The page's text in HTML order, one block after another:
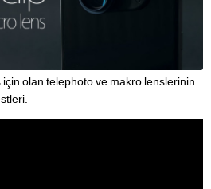
için olan telephoto ve makro lenslerinin